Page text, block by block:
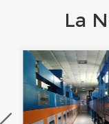
La